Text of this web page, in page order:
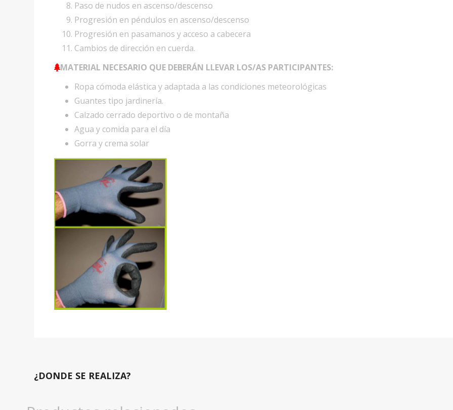
Paso de nudos en ascenso/descenso
Progresión en péndulos en ascenso/descenso
Progresión en pasamanos y acceso a cabecera
Cambios de dirección en cuerda.
MATERIAL NECESARIO QUE DEBERÁN LLEVAR LOS/AS PARTICIPANTES:
Ropa cómoda elástica y adaptada a las condiciones meteorológicas
Guantes tipo jardinería.
Calzado cerrado deportivo o de montaña
Agua y comida para el día
Gorra y crema solar
¿DONDE SE REALIZA?